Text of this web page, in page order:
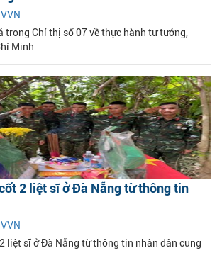
trong Chỉ thị số 07 về thực hành tư tưởng,
Minh
2 liệt sĩ ở Đà Nẵng từ thông tin
liệt sĩ ở Đà Nẵng từ thông tin nhân dân cung